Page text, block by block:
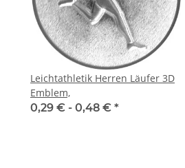
Leichtathletik Herren Läufer 3D
Emblem,
0,29 € - 0,48 € *